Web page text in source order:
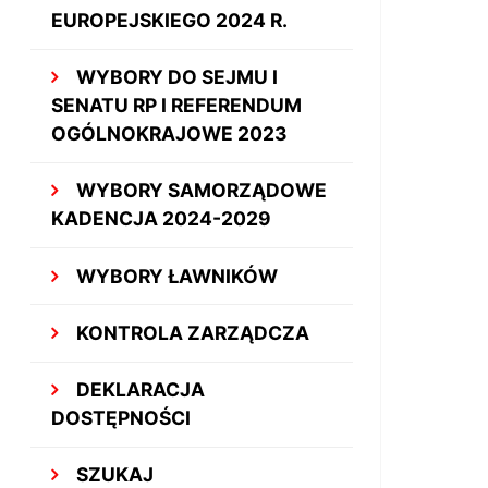
EUROPEJSKIEGO 2024 R.
WYBORY DO SEJMU I
SENATU RP I REFERENDUM
OGÓLNOKRAJOWE 2023
WYBORY SAMORZĄDOWE
KADENCJA 2024-2029
WYBORY ŁAWNIKÓW
KONTROLA ZARZĄDCZA
DEKLARACJA
DOSTĘPNOŚCI
SZUKAJ